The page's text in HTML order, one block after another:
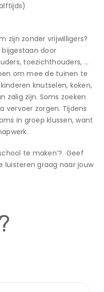
zijn zonder vrijwilligers?
door
toezichthouders, …
om mee de tuinen te
knutselen, koken,
zalig zijn. Soms zoeken
vervoer zorgen. Tijdens
in groep klussen, want
te maken’? Geef
luisteren graag naar jouw